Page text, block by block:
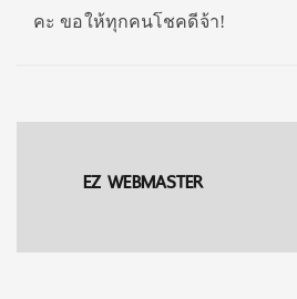
คะ ขอให้ทุกคนโชคดีจ้า!
EZ WEBMASTER